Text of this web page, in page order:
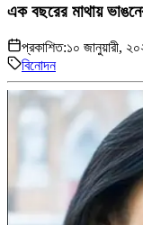
এক বছরের মাথায়
প্রকাশিত:১০ জানুয়ারী,
বিনোদন